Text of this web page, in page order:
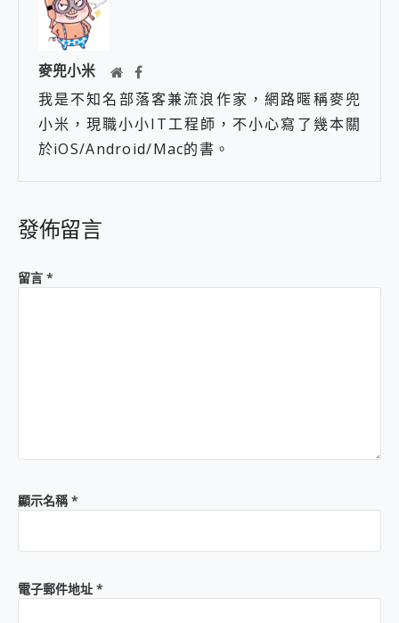
麥兜小米
我是不知名部落客兼流浪作家，網路暱稱麥兜
小米，現職小小IT工程師，不小心寫了幾本關
於iOS/Android/Mac的書。
發佈留言
留言 *
顯示名稱*
電子郵件地址 *